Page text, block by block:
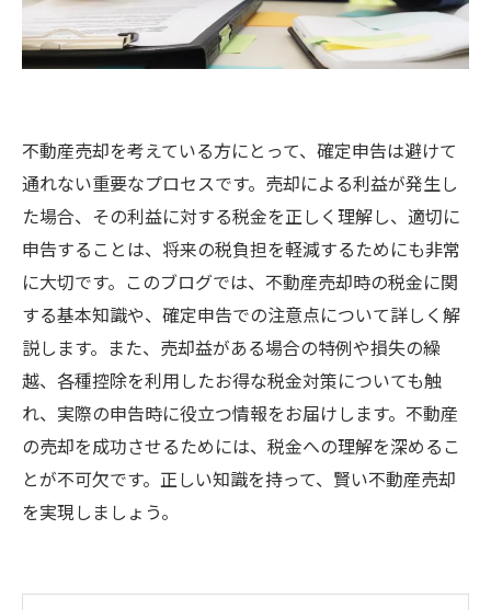
不動産売却を考えている方にとって、確定申告は避けて
通れない重要なプロセスです。売却による利益が発生し
た場合、その利益に対する税金を正しく理解し、適切に
申告することは、将来の税負担を軽減するためにも非常
に大切です。このブログでは、不動産売却時の税金に関
する基本知識や、確定申告での注意点について詳しく解
説します。また、売却益がある場合の特例や損失の繰
越、各種控除を利用したお得な税金対策についても触
れ、実際の申告時に役立つ情報をお届けします。不動産
の売却を成功させるためには、税金への理解を深めるこ
とが不可欠です。正しい知識を持って、賢い不動産売却
を実現しましょう。